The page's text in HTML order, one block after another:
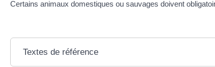
Certains animaux domestiques ou sauvages doivent
Textes de référence